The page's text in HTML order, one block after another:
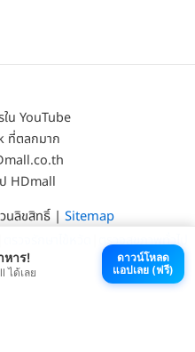
ใน YouTube
ที่ตลกมาก
HDmall
นลิขสิทธิ์ | Sitemap
ตรวจสุขภาพทั่วไป
หาร!
ได้เลย
ดาวน์โหลด
แอปเลย (ฟรี)